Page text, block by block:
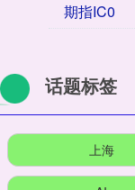
期指IC0
话题标签
上海